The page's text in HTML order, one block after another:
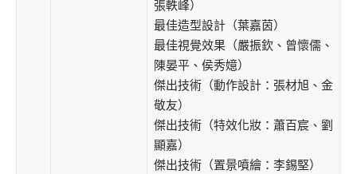
張軼峰）
最佳造型設計（葉嘉茵）
最佳視覺效果（嚴振欽、曾懷儒、
陳晏平、侯秀嬑）
傑出技術（動作設計：張材旭、金
敬友）
傑出技術（特效化妝：蕭百宸、劉
顯嘉）
傑出技術（置景噴繪：李錫堅）